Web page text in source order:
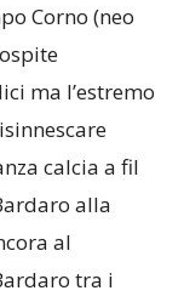
Corno (neo
ma l’estremo
calcia a fil
alla
al
tra i